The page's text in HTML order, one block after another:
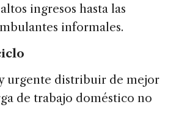
ingresos hasta las
informales.
urgente distribuir de mejor
de trabajo doméstico no